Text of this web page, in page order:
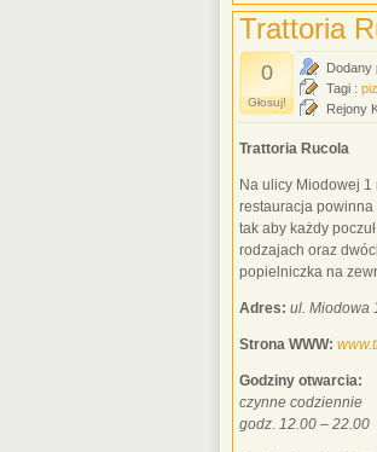
Trattoria
0
Głosuj!
Dodany
Tagi :
Rejony
Trattoria Rucola
Na ulicy Miodowej
restauracja powinna
tak aby każdy
rodzajach oraz
popielniczka na
Adres: ul. Miodowa
Strona WWW:
Godziny otwarcia:
czynne codziennie
godz. 12.00 – 22.00